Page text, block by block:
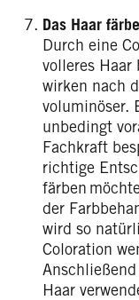
Das Haar
Durch eine
volleres Haar
wirken nach
voluminöser.
unbedingt
Fachkraft
richtige
färben
der
wird so
Coloration
Haar